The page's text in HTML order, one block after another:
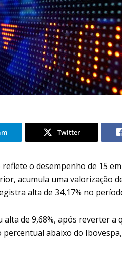
Twitter
reflete o desempenho de 15
acumula uma valorização
alta de 34,17% no
de 9,68%, após reverter a
abaixo do